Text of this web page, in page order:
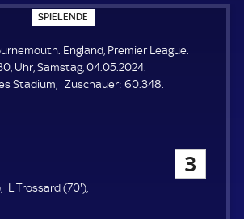
SPIELENDE
P
E
L
E
N
England, Premier League.
Uhr, Samstag, 04.05.2024.
Stadium
Zuschauer: Z
60.348.
3
L Trossard (70'7
)